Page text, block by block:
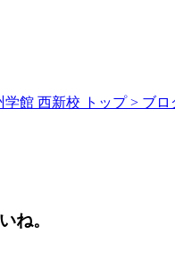
館 西新校 トップ > ブロ
ね。